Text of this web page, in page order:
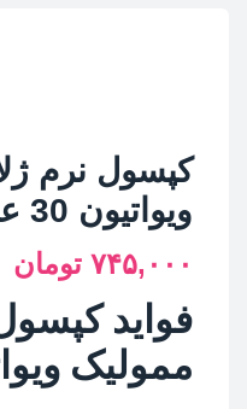
کپسول نرم
ویواتیون 30 عدد
۷۴۵,۰۰۰ تومان
فواید
ممولیک